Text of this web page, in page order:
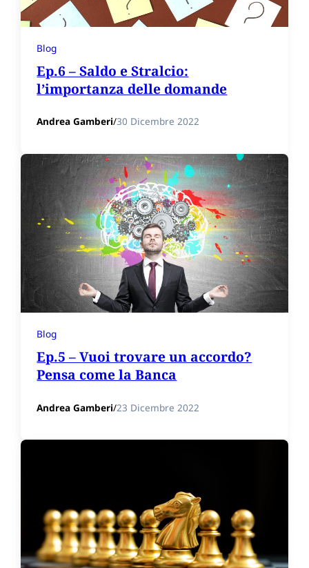
Blog
Ep.6 – Saldo e Stralcio:
l’importanza delle domande
Andrea Gamberi/30 Dicembre 2022
Blog
Ep.5 – Vuoi trovare un accordo?
Pensa come la Banca
Andrea Gamberi/23 Dicembre 2022